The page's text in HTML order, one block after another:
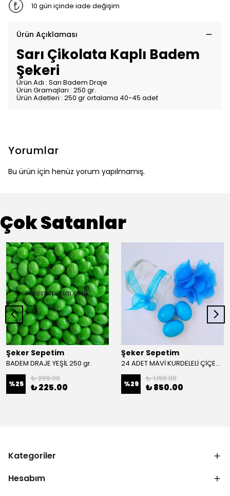
10 gün içinde iade değişim
Ürün Açıklaması
Sarı Çikolata Kaplı Badem
Şekeri
Ürün Adı : Sarı Badem Draje
Ürün Gramajları : 250 gr.
Ürün Adetleri : 250 gr ortalama 40-45 adet
Yorumlar
Bu ürün için henüz yorum yapılmamış.
Çok Satanlar
Şeker Sepetim
BADEM DRAJE YEŞİL 250 gr.
%25
₺ 299.00
₺ 225.00
Şeker Sepetim
24 ADET MAVİ KURDELELİ ÇİÇEKLİ KAVANOZ BADEM DRAJE 67
%29
₺ 1,190.00
₺ 850.00
Kategoriler
Hesabım